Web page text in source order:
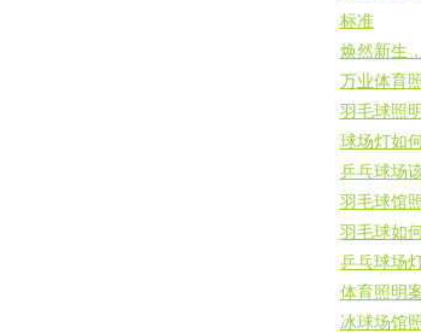
标准
焕然新生
万业体育
羽毛球照
球场灯如
乒乓球场
羽毛球馆
羽毛球如
乒乓球场
体育照明
冰球场馆